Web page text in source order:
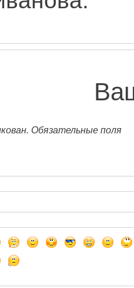
Обязательные поля